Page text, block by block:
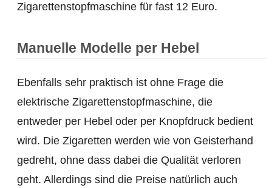
Zigarettenstopfmaschine für fast 12 Euro.
Manuelle Modelle per Hebel
Ebenfalls sehr praktisch ist ohne Frage die
elektrische Zigarettenstopfmaschine, die
entweder per Hebel oder per Knopfdruck bedient
wird. Die Zigaretten werden wie von Geisterhand
gedreht, ohne dass dabei die Qualität verloren
geht. Allerdings sind die Preise natürlich auch